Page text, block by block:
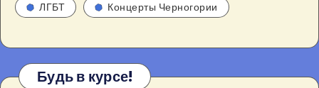
ЛГБТ Концерты Черногории
Будь в курсе!